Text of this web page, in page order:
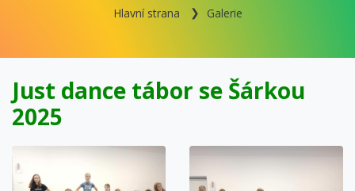
Hlavní strana Galerie
Just dance tábor se Šárkou
2025